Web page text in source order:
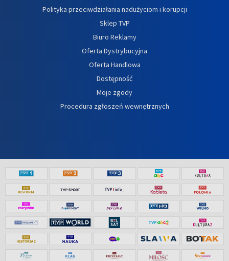
Polityka przeciwdziałania nadużyciom i korupcji
Sklep TVP
Biuro Reklamy
Oferta Dystrybucyjna
Oferta Handlowa
Dostępność
Moje zgody
Procedura zgłoszeń wewnętrznych